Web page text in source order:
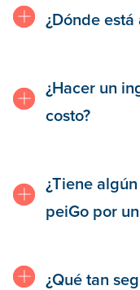
¿Dónde
¿Hacer un
costo?
¿Tiene
peiGo por
¿Qué tan